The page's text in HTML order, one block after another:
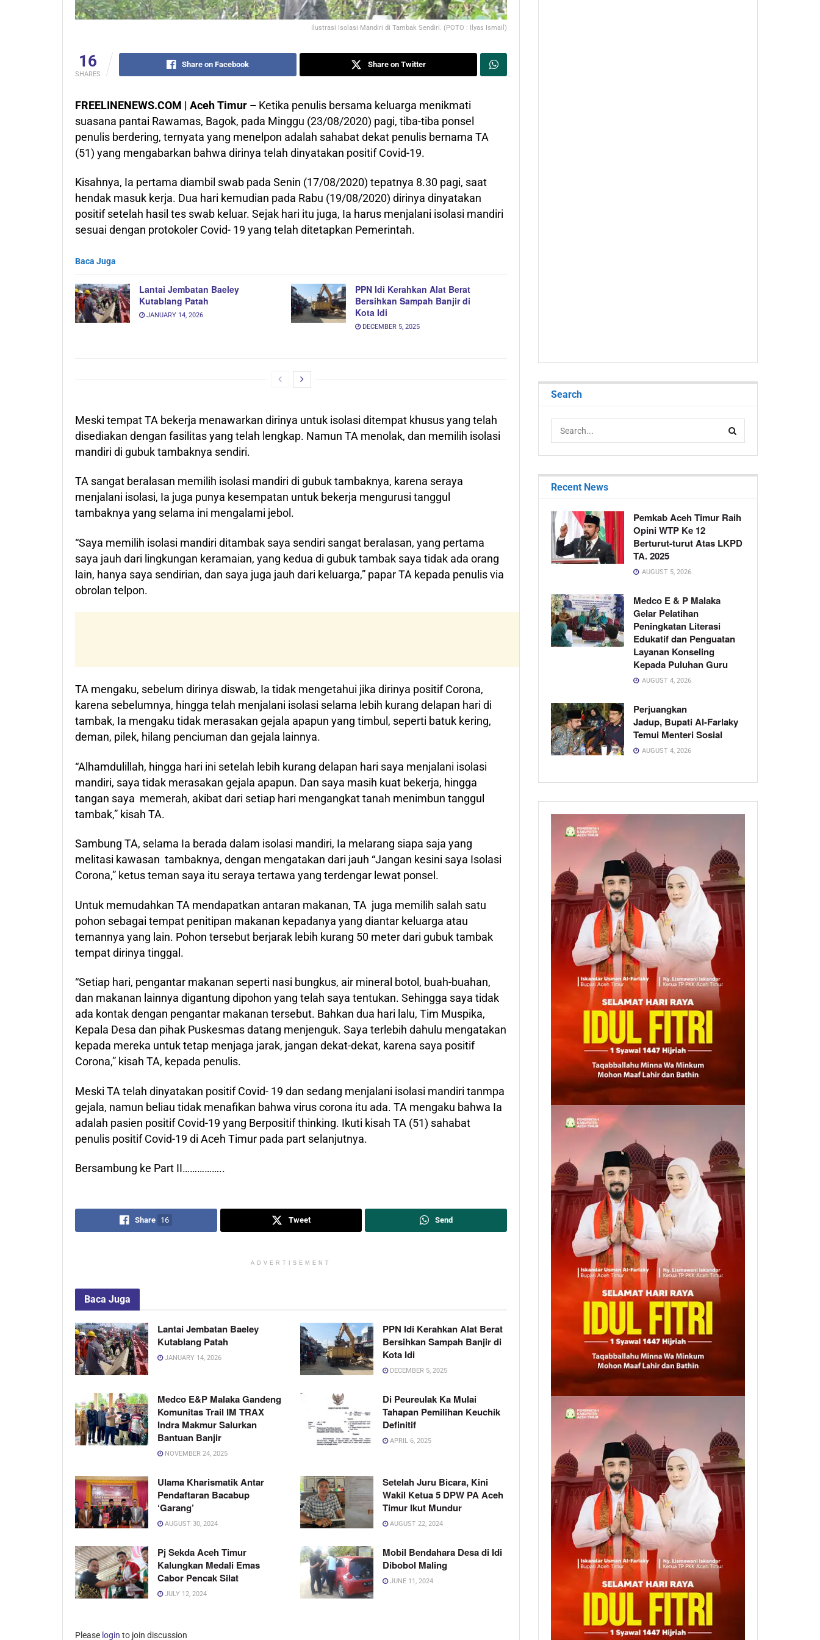
Ilustrasi Isolasi Mandiri di Tambak Sendiri. (POTO : Ilyas Ismail)
16
SHARES
Share on Facebook Share on Twitter
FREELINENEWS.COM | Aceh Timur – Ketika penulis bersama keluarga menikmati
suasana pantai Rawamas, Bagok, pada Minggu (23/08/2020) pagi, tiba-tiba ponsel
penulis berdering, ternyata yang menelpon adalah sahabat dekat penulis bernama TA
(51) yang mengabarkan bahwa dirinya telah dinyatakan positif Covid-19.
Kisahnya, Ia pertama diambil swab pada Senin (17/08/2020) tepatnya 8.30 pagi, saat
hendak masuk kerja. Dua hari kemudian pada Rabu (19/08/2020) dirinya dinyatakan
positif setelah hasil tes swab keluar. Sejak hari itu juga, Ia harus menjalani isolasi mandiri
sesuai dengan protokoler Covid- 19 yang telah ditetapkan Pemerintah.
Baca Juga
Lantai Jembatan Baeley
Kutablang Patah
JANUARY 14, 2026
PPN Idi Kerahkan Alat Berat
Bersihkan Sampah Banjir di
Kota Idi
DECEMBER 5, 2025
Meski tempat TA bekerja menawarkan dirinya untuk isolasi ditempat khusus yang telah
disediakan dengan fasilitas yang telah lengkap. Namun TA menolak, dan memilih isolasi
mandiri di gubuk tambaknya sendiri.
TA sangat beralasan memilih isolasi mandiri di gubuk tambaknya, karena seraya
menjalani isolasi, Ia juga punya kesempatan untuk bekerja mengurusi tanggul
tambaknya yang selama ini mengalami jebol.
“Saya memilih isolasi mandiri ditambak saya sendiri sangat beralasan, yang pertama
saya jauh dari lingkungan keramaian, yang kedua di gubuk tambak saya tidak ada orang
lain, hanya saya sendirian, dan saya juga jauh dari keluarga,” papar TA kepada penulis via
obrolan telpon.
TA mengaku, sebelum dirinya diswab, Ia tidak mengetahui jika dirinya positif Corona,
karena sebelumnya, hingga telah menjalani isolasi selama lebih kurang delapan hari di
tambak, Ia mengaku tidak merasakan gejala apapun yang timbul, seperti batuk kering,
deman, pilek, hilang penciuman dan gejala lainnya.
“Alhamdulillah, hingga hari ini setelah lebih kurang delapan hari saya menjalani isolasi
mandiri, saya tidak merasakan gejala apapun. Dan saya masih kuat bekerja, hingga
tangan saya memerah, akibat dari setiap hari mengangkat tanah menimbun tanggul
tambak,” kisah TA.
Sambung TA, selama Ia berada dalam isolasi mandiri, Ia melarang siapa saja yang
melitasi kawasan tambaknya, dengan mengatakan dari jauh “Jangan kesini saya Isolasi
Corona,” ketus teman saya itu seraya tertawa yang terdengar lewat ponsel.
Untuk memudahkan TA mendapatkan antaran makanan, TA juga memilih salah satu
pohon sebagai tempat penitipan makanan kepadanya yang diantar keluarga atau
temannya yang lain. Pohon tersebut berjarak lebih kurang 50 meter dari gubuk tambak
tempat dirinya tinggal.
“Setiap hari, pengantar makanan seperti nasi bungkus, air mineral botol, buah-buahan,
dan makanan lainnya digantung dipohon yang telah saya tentukan. Sehingga saya tidak
ada kontak dengan pengantar makanan tersebut. Bahkan dua hari lalu, Tim Muspika,
Kepala Desa dan pihak Puskesmas datang menjenguk. Saya terlebih dahulu mengatakan
kepada mereka untuk tetap menjaga jarak, jangan dekat-dekat, karena saya positif
Corona,” kisah TA, kepada penulis.
Meski TA telah dinyatakan positif Covid- 19 dan sedang menjalani isolasi mandiri tanmpa
gejala, namun beliau tidak menafikan bahwa virus corona itu ada. TA mengaku bahwa Ia
adalah pasien positif Covid-19 yang Berpositif thinking. Ikuti kisah TA (51) sahabat
penulis positif Covid-19 di Aceh Timur pada part selanjutnya.
Bersambung ke Part II……………..
Share 16 Tweet Send
ADVERTISEMENT
Baca Juga
Lantai Jembatan Baeley
Kutablang Patah
JANUARY 14, 2026
PPN Idi Kerahkan Alat Berat
Bersihkan Sampah Banjir di
Kota Idi
DECEMBER 5, 2025
Medco E&P Malaka Gandeng
Komunitas Trail IM TRAX
Indra Makmur Salurkan
Bantuan Banjir
NOVEMBER 24, 2025
Di Peureulak Ka Mulai
Tahapan Pemilihan Keuchik
Definitif
APRIL 6, 2025
Ulama Kharismatik Antar
Pendaftaran Bacabup
‘Garang’
AUGUST 30, 2024
Setelah Juru Bicara, Kini
Wakil Ketua 5 DPW PA Aceh
Timur Ikut Mundur
AUGUST 22, 2024
Pj Sekda Aceh Timur
Kalungkan Medali Emas
Cabor Pencak Silat
JULY 12, 2024
Mobil Bendahara Desa di Idi
Dibobol Maling
JUNE 11, 2024
Please login to join discussion
Search
Recent News
Pemkab Aceh Timur Raih
Opini WTP Ke 12
Berturut-turut Atas LKPD
TA. 2025
AUGUST 5, 2026
Medco E & P Malaka
Gelar Pelatihan
Peningkatan Literasi
Edukatif dan Penguatan
Layanan Konseling
Kepada Puluhan Guru
AUGUST 4, 2026
Perjuangkan
Jadup, Bupati Al-Farlaky
Temui Menteri Sosial
AUGUST 4, 2026